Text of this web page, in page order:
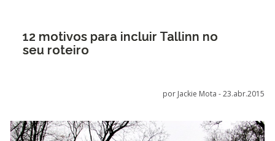
12 motivos para incluir Tallinn no
seu roteiro
por Jackie Mota -23.abr.2015